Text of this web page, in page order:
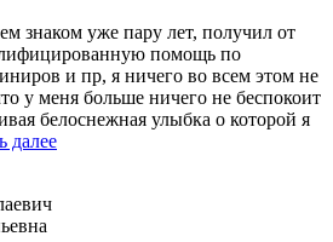
знаком уже пару лет, получил от
помощь по
и пр, я ничего во всем этом не
у меня больше ничего не беспокоит
белоснежная улыбка о которой я
далее